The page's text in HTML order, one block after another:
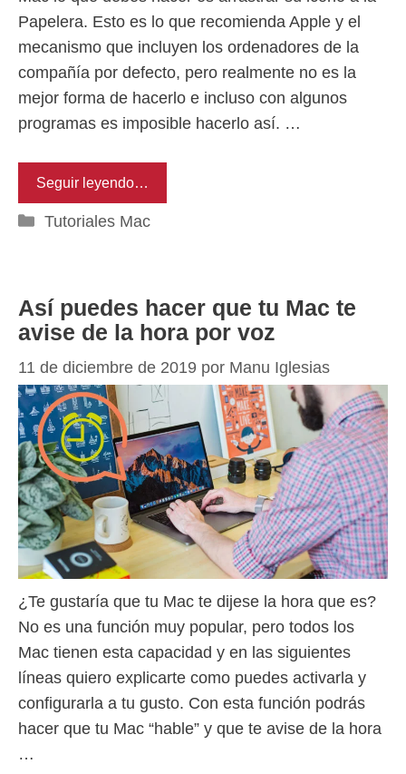
Papelera. Esto es lo que recomienda Apple y el
mecanismo que incluyen los ordenadores de la
compañía por defecto, pero realmente no es la
mejor forma de hacerlo e incluso con algunos
programas es imposible hacerlo así. …
Seguir leyendo…
Categorías
Tutoriales Mac
Así puedes hacer que tu Mac te
avise de la hora por voz
11 de diciembre de 2019 por Manu Iglesias
¿Te gustaría que tu Mac te dijese la hora que es?
No es una función muy popular, pero todos los
Mac tienen esta capacidad y en las siguientes
líneas quiero explicarte como puedes activarla y
configurarla a tu gusto. Con esta función podrás
hacer que tu Mac “hable” y que te avise de la hora
…